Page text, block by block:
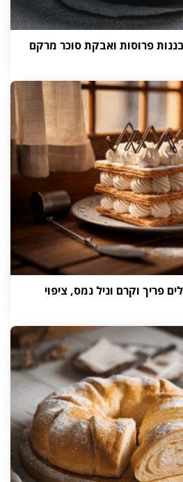
פרוסות ואבקת סוכר מרקם
פריך וקרם וניל נמס, ציפוי